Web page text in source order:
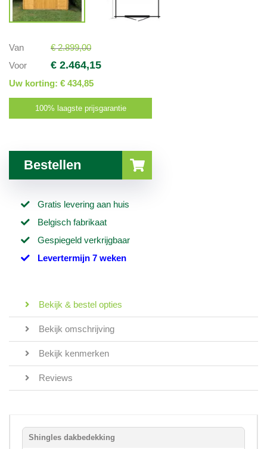
Van
€ 2.899,00
Voor
€ 2.464,15
Uw korting: € 434,85
100% laagste prijsgarantie
Bestellen
Gratis levering aan huis
Belgisch fabrikaat
Gespiegeld verkrijgbaar
Levertermijn 7 weken
Bekijk & bestel opties
Bekijk omschrijving
Bekijk kenmerken
Reviews
Shingles dakbedekking